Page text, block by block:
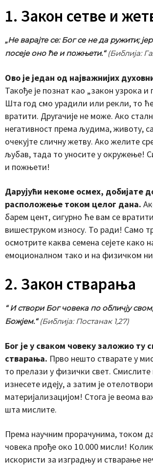
1. Закон сетве и
„Не варајте се: Бог се не да ружити;
посеје оно ће и пожњети.“(Библија:
Ово је један од најважнијих
Такође је познат као „закон узрока и
Шта год смо урадили или рекли, то
вратити. Другачије не може. Ако
негативност према људима, животу,
очекујте сличну жетву. Ако желите
љубав, тада то уносите у окружење!
и пожњети!
Дарујући некоме осмех, добијате
расположење током целог дана.
барем цент, сигурно ће вам се
вишеструком износу. То ради! Само
осмотрите каква семена сејете како
емоционалном тако и на физичком
2. Закон стварања
“ И створи Бог човека по обличју
Божјем.“(Библија: Постанак 1,27)
Бог је у сваком човеку заложио ту
стварања. Прво нешто стварате у
то прелази у физички свет.
изнесете идеју, а затим је
материјализацијом! Стога је веома
шта мислите.
Према научним прорачунима, током
човека прође око 10.000 мисли!
искористи за изградњу и стварање